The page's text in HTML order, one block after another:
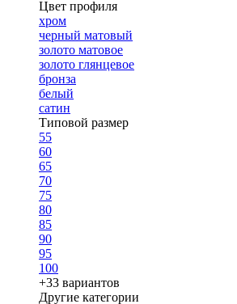
Цвет профиля
хром
черный матовый
золото матовое
золото глянцевое
бронза
белый
сатин
Типовой размер
55
60
65
70
75
80
85
90
95
100
+33 вариантов
Другие категории